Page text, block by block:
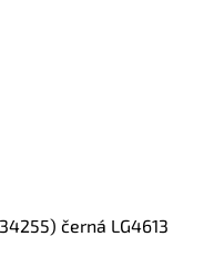
černá LG4613